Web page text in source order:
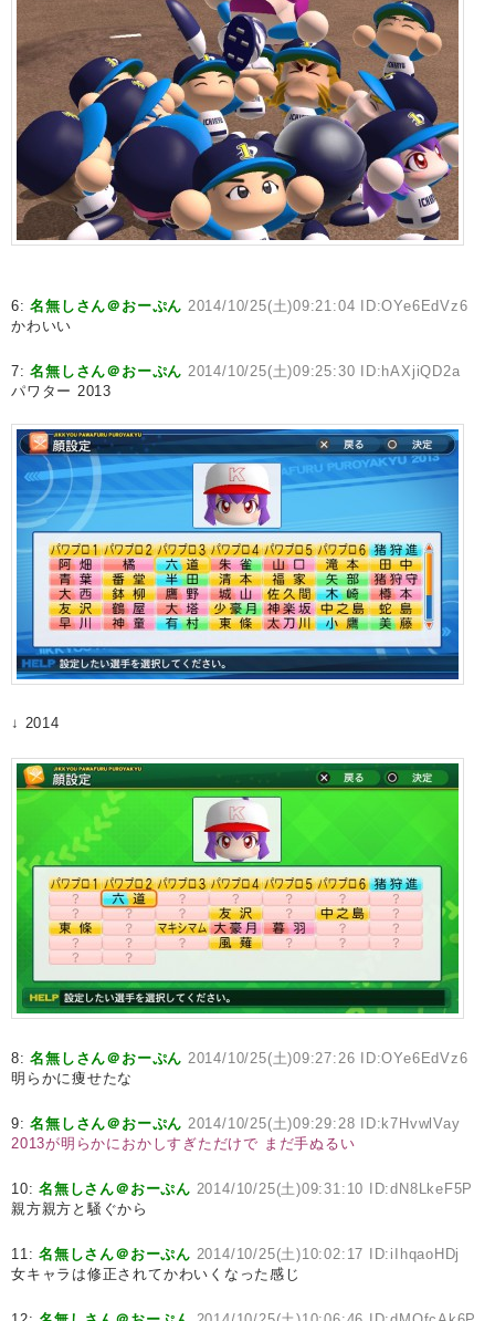
6:名無しさん＠おーぷん 2014/10/25(土)09:21:04 ID:OYe6EdVz6
かわいい
7:名無しさん＠おーぷん 2014/10/25(土)09:25:30 ID:hAXjiQD2a
パワター 2013
↓ 2014
8:名無しさん＠おーぷん 2014/10/25(土)09:27:26 ID:OYe6EdVz6
明らかに痩せたな
9:名無しさん＠おーぷん 2014/10/25(土)09:29:28 ID:k7HvwlVay
2013が明らかにおかしすぎただけで まだ手ぬるい
10:名無しさん＠おーぷん 2014/10/25(土)09:31:10 ID:dN8LkeF5P
親方親方と騒ぐから
11:名無しさん＠おーぷん 2014/10/25(土)10:02:17 ID:iIhqaoHDj
女キャラは修正されてかわいくなった感じ